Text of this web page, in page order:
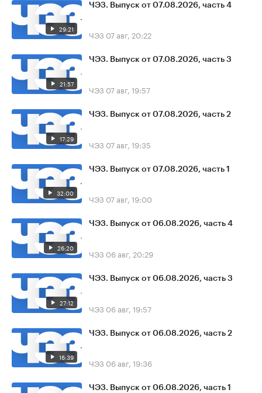
29:21
ЧЭЗ. Выпуск от 07.08.2026, часть 4
ЧЭЗ 07 авг, 20:22
21:57
ЧЭЗ. Выпуск от 07.08.2026, часть 3
ЧЭЗ 07 авг, 19:57
17:29
ЧЭЗ. Выпуск от 07.08.2026, часть 2
ЧЭЗ 07 авг, 19:35
32:00
ЧЭЗ. Выпуск от 07.08.2026, часть 1
ЧЭЗ 07 авг, 19:00
26:20
ЧЭЗ. Выпуск от 06.08.2026, часть 4
ЧЭЗ 06 авг, 20:29
27:12
ЧЭЗ. Выпуск от 06.08.2026, часть 3
ЧЭЗ 06 авг, 19:57
16:39
ЧЭЗ. Выпуск от 06.08.2026, часть 2
ЧЭЗ 06 авг, 19:36
ЧЭЗ. Выпуск от 06.08.2026, часть 1